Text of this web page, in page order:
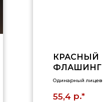
КРАСНЫЙ
ФЛАШИНГ,
1НФ,
Одинарный лицевой
55,4 р.*